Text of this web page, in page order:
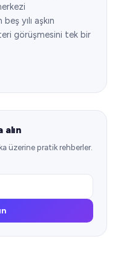
yılı aşkın
görüşmesini tek bir
alın
üzerine pratik rehberler.